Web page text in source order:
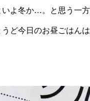
いよ冬か…。と思う一
ど今日のお昼ごはん